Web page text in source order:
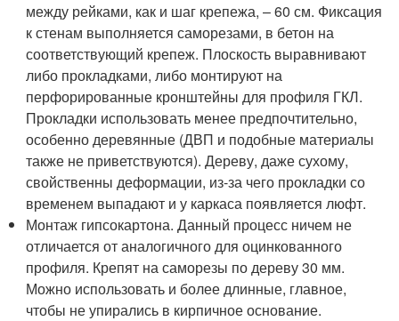
между рейками, как и шаг крепежа, – 60 см. Фиксация
к стенам выполняется саморезами, в бетон на
соответствующий крепеж. Плоскость выравнивают
либо прокладками, либо монтируют на
перфорированные кронштейны для профиля ГКЛ.
Прокладки использовать менее предпочтительно,
особенно деревянные (ДВП и подобные материалы
также не приветствуются). Дереву, даже сухому,
свойственны деформации, из-за чего прокладки со
временем выпадают и у каркаса появляется люфт.
Монтаж гипсокартона. Данный процесс ничем не
отличается от аналогичного для оцинкованного
профиля. Крепят на саморезы по дереву 30 мм.
Можно использовать и более длинные, главное,
чтобы не упирались в кирпичное основание.